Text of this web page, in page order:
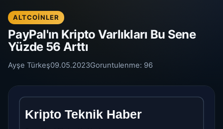
ALTCOINLER
PayPal'ın Kripto Varlıkları Bu Sene
Yüzde 56 Arttı
Ayşe Türkeş09.05.2023Goruntulenme: 96